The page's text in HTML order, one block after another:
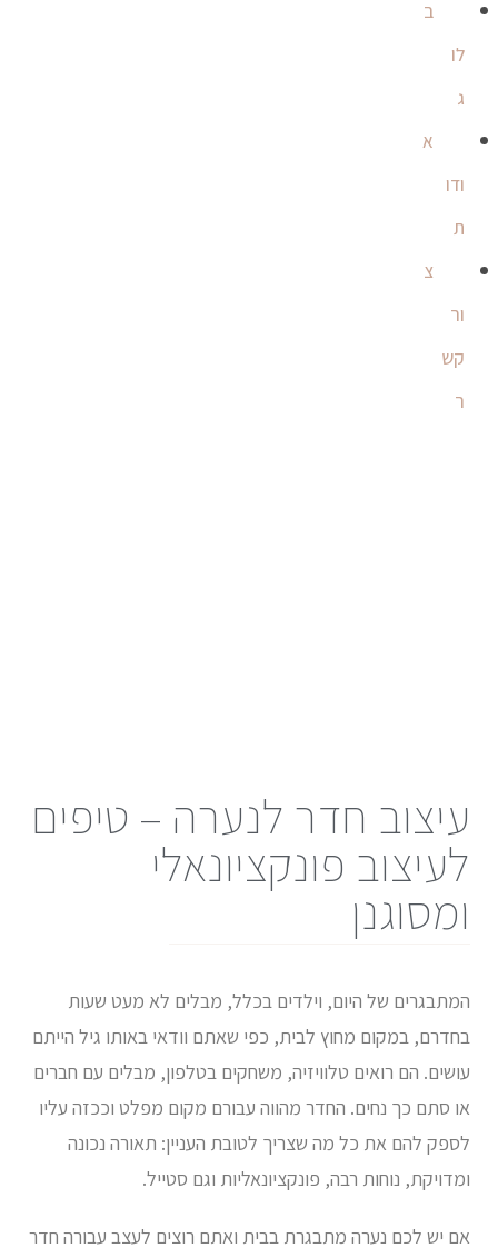
ב
לו
ג
א
ודו
ת
צ
ור
קש
ר
עיצוב חדר לנערה – טיפים
לעיצוב פונקציונאלי
ומסוגנן
המתבגרים של היום, וילדים בכלל, מבלים לא מעט שעות
בחדרם, במקום מחוץ לבית, כפי שאתם וודאי באותו גיל הייתם
עושים. הם רואים טלוויזיה, משחקים בטלפון, מבלים עם חברים
או סתם כך נחים. החדר מהווה עבורם מקום מפלט וככזה עליו
לספק להם את כל מה שצריך לטובת העניין: תאורה נכונה
ומדויקת, נוחות רבה, פונקציונאליות וגם סטייל.
אם יש לכם נערה מתבגרת בבית ואתם רוצים לעצב עבורה חדר